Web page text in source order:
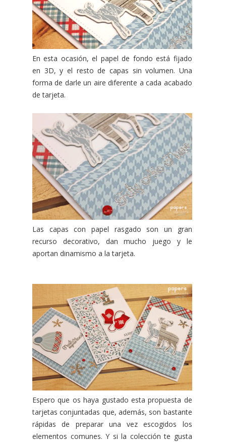
En esta ocasión, el papel de fondo está fijado
en 3D, y el resto de capas sin volumen. Una
forma de darle un aire diferente a cada acabado
de tarjeta.
Las capas con papel rasgado son un gran
recurso decorativo, dan mucho juego y le
aportan dinamismo a la tarjeta.
Espero que os haya gustado esta propuesta de
tarjetas conjuntadas que, además, son bastante
rápidas de preparar una vez escogidos los
elementos comunes. Y si la colección te gusta